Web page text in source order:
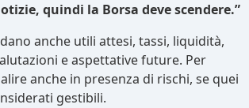
quindi la Borsa deve scendere.”
anche utili attesi, tassi, liquidità,
e aspettative future. Per
anche in presenza di rischi, se quei
gestibili.